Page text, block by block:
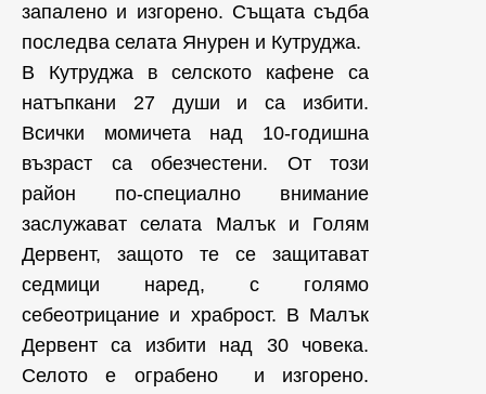
запалено и изгорено. Същата съдба
последва селата Янурен и Кутруджа.
В Кутруджа в селското кафене са
натъпкани 27 души и са избити.
Всички момичета над 10-годишна
възраст са обезчестени. От този
район по-специално внимание
заслужават селата Малък и Голям
Дервент, защото те се защитават
седмици наред, с голямо
себеотрицание и храброст. В Малък
Дервент са избити над 30 човека.
Селото е ограбено и изгорено.